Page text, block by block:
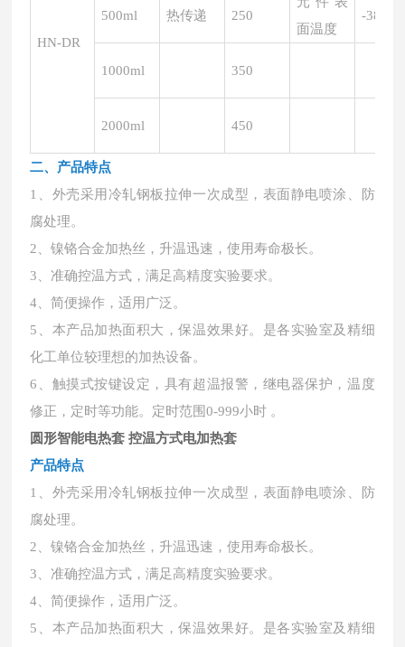
HN-DR
500ml 热传递 250
面温度
-380℃
1000ml 350
2000ml 450
二、产品特点
1、外壳采用冷轧钢板拉伸一次成型，表面静电喷涂、防
腐处理。
2、镍铬合金加热丝，升温迅速，使用寿命极长。
3、准确控温方式，满足高精度实验要求。
4、简便操作，适用广泛。
5、本产品加热面积大，保温效果好。是各实验室及精细
化工单位较理想的加热设备。
6、触摸式按键设定，具有超温报警，继电器保护，温度
修正，定时等功能。定时范围0-999小时 。
圆形智能电热套 控温方式电加热套
产品特点
1、外壳采用冷轧钢板拉伸一次成型，表面静电喷涂、防
腐处理。
2、镍铬合金加热丝，升温迅速，使用寿命极长。
3、准确控温方式，满足高精度实验要求。
4、简便操作，适用广泛。
5、本产品加热面积大，保温效果好。是各实验室及精细